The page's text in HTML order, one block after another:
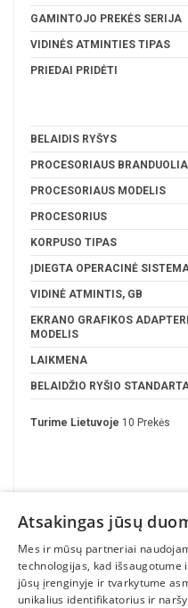
GAMINTOJO PREKĖS SERIJA
VIDINĖS ATMINTIES TIPAS
PRIEDAI PRIDĖTI
BELAIDIS RYŠYS
PROCESORIAUS BRANDUOLIAI
PROCESORIAUS MODELIS
PROCESORIUS
KORPUSO TIPAS
ĮDIEGTA OPERACINĖ
VIDINĖ ATMINTIS, GB
EKRANO GRAFIKOS
MODELIS
LAIKMENA
BELAIDŽIO RYŠIO
Turime Lietuvoje 10 Prekės
Atsakingas jūsų
Mes ir mūsų partneriai
technologijas, kad
jūsų įrenginyje ir tvarkytume
unikalius identifikatorius ir